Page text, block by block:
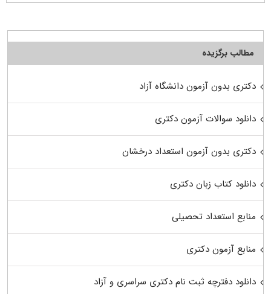
مطالب برگزیده
دکتری بدون آزمون دانشگاه آزاد
دانلود سوالات آزمون دکتری
دکتری بدون آزمون استعداد درخشان
دانلود کتاب زبان دکتری
منابع استعداد تحصیلی
منابع آزمون دکتری
دانلود دفترچه ثبت نام دکتری سراسری و آزاد